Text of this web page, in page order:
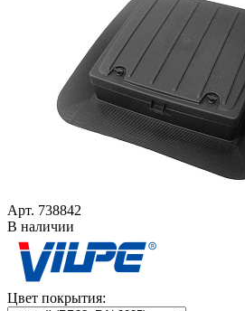
Арт. 738842
В наличии
Цвет покрытия: